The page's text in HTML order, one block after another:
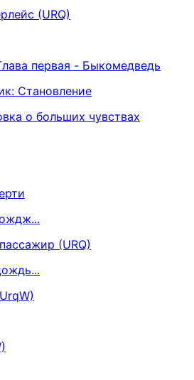
(URQ)
первая - Быкомедведь
Становление
о больших чувствах
(URQ)